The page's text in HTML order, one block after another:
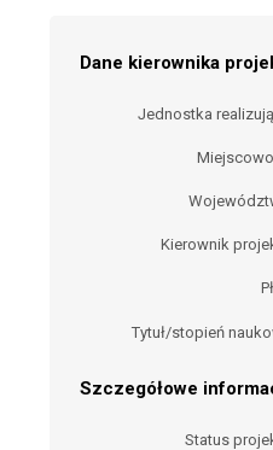
Dane kierownika
Jednostka
Kierownik
Tytuł/stopień
Szczegółowe
Status